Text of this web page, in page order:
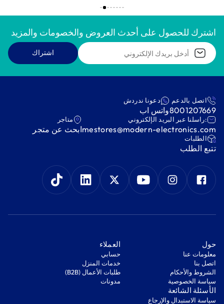
اشترك للحصول على أحدث العروض والخصومات والمزيد
اشتراك
اتصل بالدعم
8001207669
دعونا ندردش
واتس اب
:راسلنا عبر البريد الإلكتروني
mestores@modern-electronics.com
متاجر
ابحث عن متجر
‫الطلبات‬
‫تتبع الطلب‬
‫حول‬
معلومات عنا
اتصل بنا
‫الشروط والأحكام‬
‫سياسة الخصوصية‬
‫العملاء‬
‫حسابي‬
‫خدمات المنزل‬
‫طلبات الأعمال (B2B)‬
مدونات
‫الأسئلة الشائعة‬
‫سياسة الاستبدال والإرجاع‬